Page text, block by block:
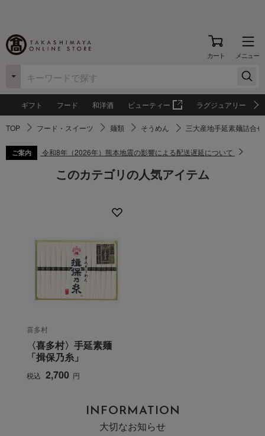
カート メニュー
ギフト フード 和洋酒 ビューティー ラグジュアリー
TOP フード・スイーツ 麺類 そうめん 三大産地手延素麺詰合せ
ご案内 令和8年（2026年）熊本地震の影響による配送遅延について
このカテゴリの人気アイテム
喜多村
〈喜多村〉手延素麺
「揖保乃糸」
税込 2,700 円
INFORMATION
大切なお知らせ